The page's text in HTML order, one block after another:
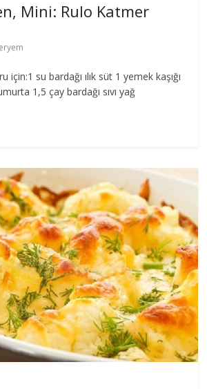
Mini: Rulo Katmer
için:1 su bardağı ılık süt 1 yemek kaşığı
1,5 çay bardağı sıvı yağ